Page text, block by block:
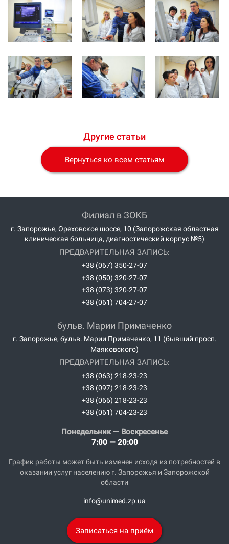
Другие статьи
Вернуться ко всем статьям
Понедельник — Воскресенье
7:00 — 20:00
График работы может быть изменен исходя из потребностей в
оказании услуг населению г. Запорожья и Запорожской
области
info@unimed.zp.ua
Записаться на приём
Филиал в ЗОКБ
г. Запорожье, Ореховское шоссе, 10 (Запорожская областная
клиническая больница, диагностический корпус №5)
ПРЕДВАРИТЕЛЬНАЯ ЗАПИСЬ:
+38 (067) 350-27-07
+38 (050) 320-27-07
+38 (073) 320-27-07
+38 (061) 704-27-07
бульв. Марии Примаченко
г. Запорожье, бульв. Марии Примаченко, 11 (бывший просп.
Маяковского)
ПРЕДВАРИТЕЛЬНАЯ ЗАПИСЬ:
+38 (063) 218-23-23
+38 (097) 218-23-23
+38 (066) 218-23-23
+38 (061) 704-23-23